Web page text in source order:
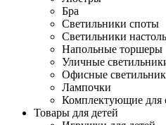
Бра
Светильники споты
Светильники
Напольные торшеры
Уличные
Офисные
Лампочки
Комплектующие для
Товары для детей